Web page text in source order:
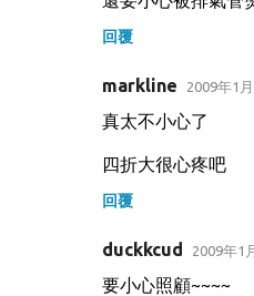
回覆
markline 2009年1
真太不小心了
四折大很心疼吧
回覆
duckkcud 2009年1
要小心照顧~~~~